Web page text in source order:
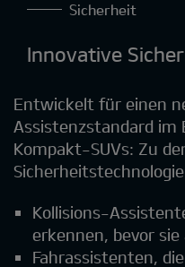
Sicherheit
Innovative
Entwickelt für einen
Assistenzstandard im
Kompakt-SUVs: Zu
Kollisions-
erkennen, bevor
Fahrassistenten,